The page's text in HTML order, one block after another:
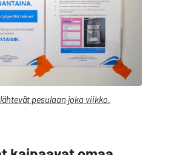
pesulaan joka viikko.